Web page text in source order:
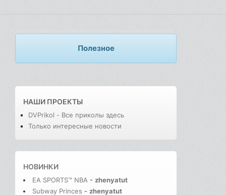
Полезное
НАШИ ПРОЕКТЫ
DVPrikol - Все приколы здесь
Только интересные новости
НОВИНКИ
EA SPORTS™ NBA - zhenyatut
Subway Princes - zhenyatut